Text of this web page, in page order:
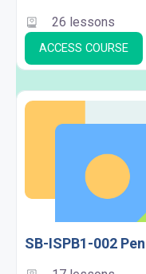
26 lessons
ACCESS COURSE